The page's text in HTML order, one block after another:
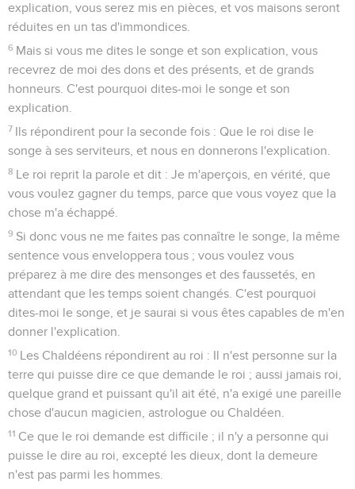
explication, vous serez mis en pièces, et vos maisons seront
réduites en un tas d'immondices.
6 Mais si vous me dites le songe et son explication, vous
recevrez de moi des dons et des présents, et de grands
honneurs. C'est pourquoi dites-moi le songe et son
explication.
7 Ils répondirent pour la seconde fois : Que le roi dise le
songe à ses serviteurs, et nous en donnerons l'explication.
8 Le roi reprit la parole et dit : Je m'aperçois, en vérité, que
vous voulez gagner du temps, parce que vous voyez que la
chose m'a échappé.
9 Si donc vous ne me faites pas connaître le songe, la même
sentence vous enveloppera tous ; vous voulez vous
préparez à me dire des mensonges et des faussetés, en
attendant que les temps soient changés. C'est pourquoi
dites-moi le songe, et je saurai si vous êtes capables de m'en
donner l'explication.
10 Les Chaldéens répondirent au roi : Il n'est personne sur la
terre qui puisse dire ce que demande le roi ; aussi jamais roi,
quelque grand et puissant qu'il ait été, n'a exigé une pareille
chose d'aucun magicien, astrologue ou Chaldéen.
11 Ce que le roi demande est difficile ; il n'y a personne qui
puisse le dire au roi, excepté les dieux, dont la demeure
n'est pas parmi les hommes.